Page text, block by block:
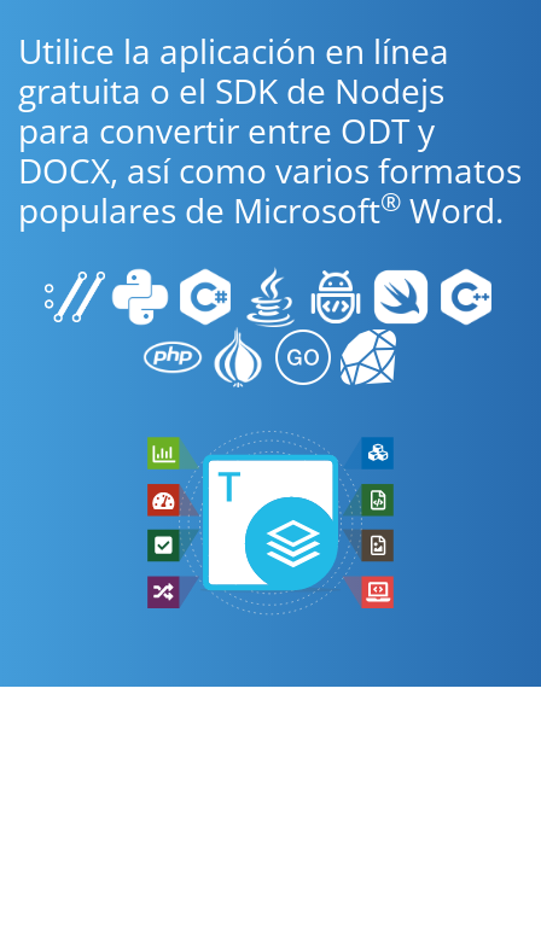
Utilice la aplicación en línea
gratuita o el SDK de Nodejs
para convertir entre ODT y
DOCX, así como varios formatos
populares de Microsoft® Word.